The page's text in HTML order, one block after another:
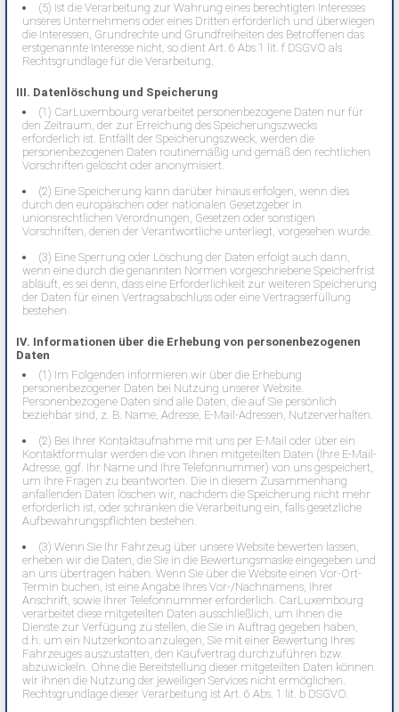
(5) Ist die Verarbeitung zur Wahrung eines berechtigten Interesses
unseres Unternehmens oder eines Dritten erforderlich und überwiegen
die Interessen, Grundrechte und Grundfreiheiten des Betroffenen das
erstgenannte Interesse nicht, so dient Art. 6 Abs.1 lit. f DSGVO als
Rechtsgrundlage für die Verarbeitung.
III. Datenlöschung und Speicherung
(1) CarLuxembourg verarbeitet personenbezogene Daten nur für
den Zeitraum, der zur Erreichung des Speicherungszwecks
erforderlich ist. Entfällt der Speicherungszweck, werden die
personenbezogenen Daten routinemäßig und gemäß den rechtlichen
Vorschriften gelöscht oder anonymisiert.
(2) Eine Speicherung kann darüber hinaus erfolgen, wenn dies
durch den europäischen oder nationalen Gesetzgeber in
unionsrechtlichen Verordnungen, Gesetzen oder sonstigen
Vorschriften, denen der Verantwortliche unterliegt, vorgesehen wurde.
(3) Eine Sperrung oder Löschung der Daten erfolgt auch dann,
wenn eine durch die genannten Normen vorgeschriebene Speicherfrist
abläuft, es sei denn, dass eine Erforderlichkeit zur weiteren Speicherung
der Daten für einen Vertragsabschluss oder eine Vertragserfüllung
bestehen
IV. Informationen über die Erhebung von personenbezogenen
Daten
(1) Im Folgenden informieren wir über die Erhebung
personenbezogener Daten bei Nutzung unserer Website.
Personenbezogene Daten sind alle Daten, die auf Sie persönlich
beziehbar sind, z. B. Name, Adresse, E-Mail-Adressen, Nutzerverhalten.
(2) Bei Ihrer Kontaktaufnahme mit uns per E-Mail oder über ein
Kontaktformular werden die von Ihnen mitgeteilten Daten (Ihre E-Mail-
Adresse, ggf. Ihr Name und Ihre Telefonnummer) von uns gespeichert,
um Ihre Fragen zu beantworten. Die in diesem Zusammenhang
anfallenden Daten löschen wir, nachdem die Speicherung nicht mehr
erforderlich ist, oder schränken die Verarbeitung ein, falls gesetzliche
Aufbewahrungspflichten bestehen.
(3) Wenn Sie Ihr Fahrzeug über unsere Website bewerten lassen,
erheben wir die Daten, die Sie in die Bewertungsmaske eingegeben und
an uns übertragen haben. Wenn Sie über die Website einen Vor-Ort-
Termin buchen, ist eine Angabe Ihres Vor-/Nachnamens, Ihrer
Anschrift, sowie Ihrer Telefonnummer erforderlich. CarLuxembourg
verarbeitet diese mitgeteilten Daten ausschließlich, um Ihnen die
Dienste zur Verfügung zu stellen, die Sie in Auftrag gegeben haben,
d.h. um ein Nutzerkonto anzulegen, Sie mit einer Bewertung Ihres
Fahrzeuges auszustatten, den Kaufvertrag durchzuführen bzw.
abzuwickeln. Ohne die Bereitstellung dieser mitgeteilten Daten können
wir Ihnen die Nutzung der jeweiligen Services nicht ermöglichen.
Rechtsgrundlage dieser Verarbeitung ist Art. 6 Abs. 1 lit. b DSGVO.